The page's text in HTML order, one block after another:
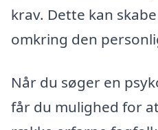
krav. Dette kan
omkring den
Når du søger en
får du mulighed for